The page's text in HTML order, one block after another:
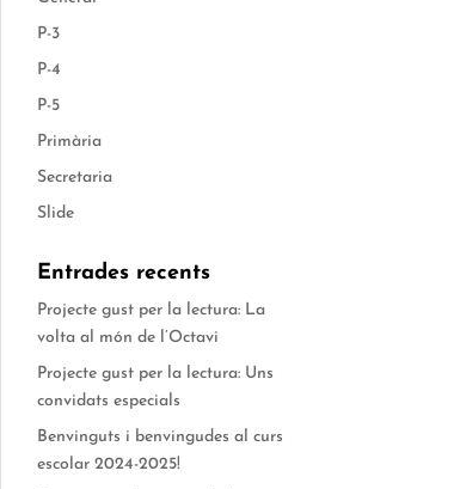
P-3
P-4
P-5
Primària
Secretaria
Slide
Entrades recents
Projecte gust per la lectura: La
volta al món de l’Octavi
Projecte gust per la lectura: Uns
convidats especials
Benvinguts i benvingudes al curs
escolar 2024-2025!